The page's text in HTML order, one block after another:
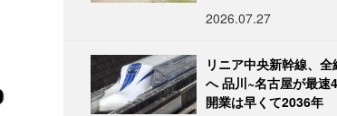
2026.07.27
リニア中央新幹線、全
へ 品川~名古屋が最速
開業は早くて2036年